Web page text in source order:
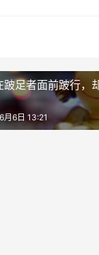
跛足者面前跛行，
月6日 13:21